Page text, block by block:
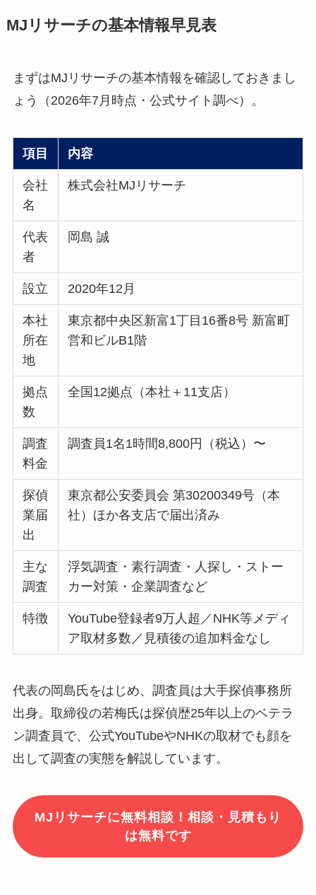
MJリサーチの基本情報早見表
まずはMJリサーチの基本情報を確認しておきまし
ょう（2026年7月時点・公式サイト調べ）。
項目 内容
会社
名
株式会社MJリサーチ
代表
者
岡島 誠
設立 2020年12月
本社
所在
地
東京都中央区新富1丁目16番8号 新富町
営和ビルB1階
拠点
数
全国12拠点（本社＋11支店）
調査
料金
調査員1名1時間8,800円（税込）〜
探偵
業届
出
東京都公安委員会 第30200349号（本
社）ほか各支店で届出済み
主な
調査
浮気調査・素行調査・人探し・ストー
カー対策・企業調査など
特徴
YouTube登録者9万人超／NHK等メディ
ア取材多数／見積後の追加料金なし
代表の岡島氏をはじめ、調査員は大手探偵事務所
出身。取締役の若梅氏は探偵歴25年以上のベテラ
ン調査員で、公式YouTubeやNHKの取材でも顔を
出して調査の実態を解説しています。
MJリサーチに無料相談！相談・見積もり
は無料です